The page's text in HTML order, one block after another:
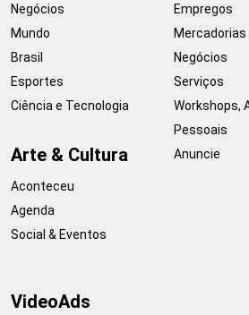
Negócios
Mundo
Brasil
Esportes
Ciência e Tecnologia
Arte & Cultura
Aconteceu
Agenda
Social & Eventos
Empregos
Mercadorias
Negócios
Serviços
Workshops,
Pessoais
Anuncie
VideoAds